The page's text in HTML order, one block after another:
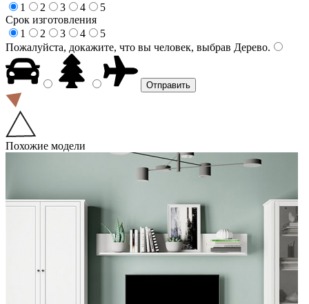
1
2 3 4
5
Срок изготовления
1
2 3 4
5
Пожалуйста, докажите, что вы человек, выбрав Дерево.
Похожие модели